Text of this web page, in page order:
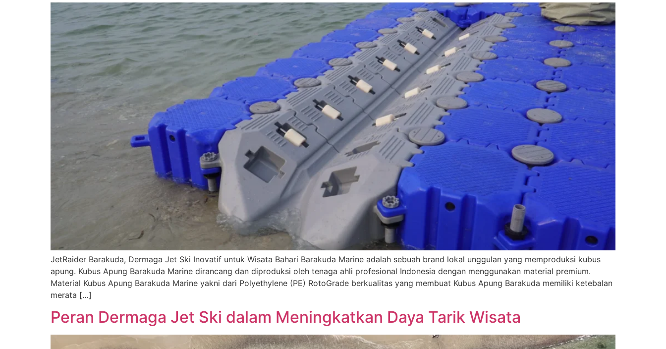
JetRaider Barakuda, Dermaga Jet Ski Inovatif untuk Wisata Bahari Barakuda Marine adalah sebuah brand lokal unggulan yang memproduksi kubus
apung. Kubus Apung Barakuda Marine dirancang dan diproduksi oleh tenaga ahli profesional Indonesia dengan menggunakan material premium.
Material Kubus Apung Barakuda Marine yakni dari Polyethylene (PE) RotoGrade berkualitas yang membuat Kubus Apung Barakuda memiliki ketebalan
merata […]
Peran Dermaga Jet Ski dalam Meningkatkan Daya Tarik Wisata